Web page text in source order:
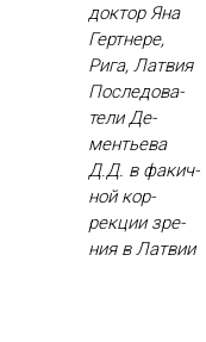
доктор Яна
Гертнере,
Рига, Латвия
Пос­ле­дова­
тели Де­
менть­ева
Д.Д. в фа­кич­
ной кор­
рекции зре­
ния в Лат­вии